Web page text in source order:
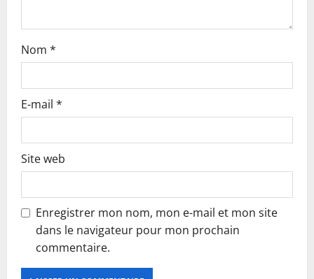
Nom *
E-mail *
Site web
Enregistrer mon nom, mon e-mail et mon site
dans le navigateur pour mon prochain
commentaire.